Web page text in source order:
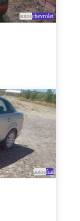
autoschevrolet
autosfiat